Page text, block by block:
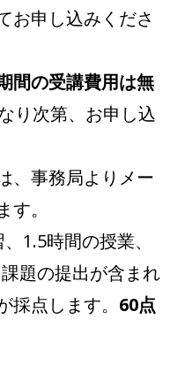
お申し込みくださ
間の受講費用は無
り次第、お申し込
、事務局よりメー
。
1.5時間の授業、
題の提出が含まれ
採点します。 60点